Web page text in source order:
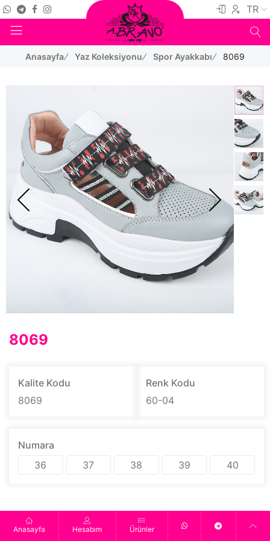
TR
Anasayfa Yaz Koleksiyonu Spor Ayakkabı 8069
8069
Kalite Kodu
8069
Renk Kodu
60-04
Numara
36
37 38 39 40
Anasayfa Hesabım Ürünler